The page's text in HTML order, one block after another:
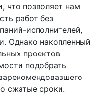
что позволяет нам
работ без
исполнителей,
Однако накопленный
проектов
подобрать
сжатые сроки.